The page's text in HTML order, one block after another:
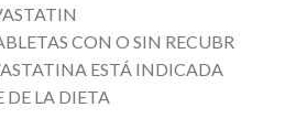
CON O SIN RECUBR
ESTÁ INDICADA
LA DIETA